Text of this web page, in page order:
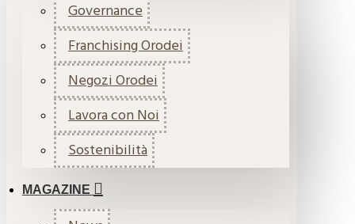
Governance
Franchising Orodei
Negozi Orodei
Lavora con Noi
Sostenibilità
MAGAZINE